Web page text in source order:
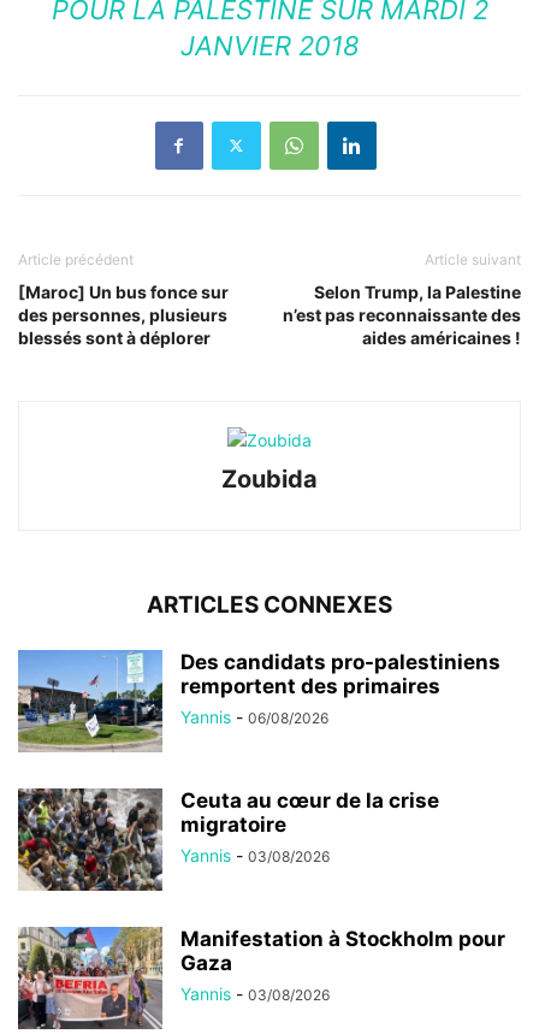
POUR LA PALESTINESUR MARDI 2
JANVIER 2018
Article précédent
[Maroc] Un bus fonce sur
des personnes, plusieurs
blessés sont à déplorer
Article suivant
Selon Trump, la Palestine
n’est pas reconnaissante des
aides américaines !
Zoubida
ARTICLES CONNEXES
Des candidats pro-palestiniens
remportent des primaires
Yannis - 06/08/2026
Ceuta au cœur de la crise
migratoire
Yannis - 03/08/2026
Manifestation à Stockholm pour
Gaza
Yannis - 03/08/2026